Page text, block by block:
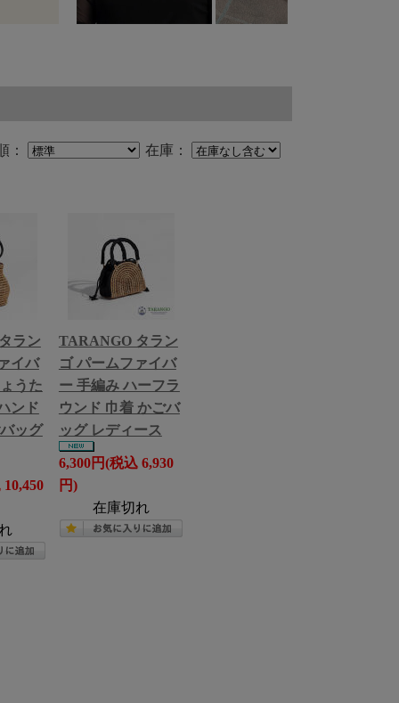
在庫：
：
ラン
イバ
うた
ンド
ッグ
TARANGO タラン
ゴ パームファイバ
ー 手編み ハーフラ
ウンド 巾着 かごバ
ッグ レディース
6,300円(税込 6,930
円)
在庫切れ